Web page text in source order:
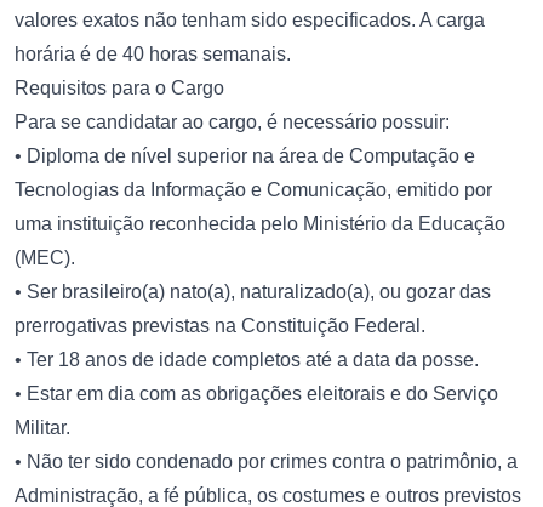
valores exatos não tenham sido especificados. A carga
horária é de 40 horas semanais.
Requisitos para o Cargo
Para se candidatar ao cargo, é necessário possuir:
• Diploma de nível superior na área de Computação e
Tecnologias da Informação e Comunicação, emitido por
uma instituição reconhecida pelo Ministério da Educação
(MEC).
• Ser brasileiro(a) nato(a), naturalizado(a), ou gozar das
prerrogativas previstas na Constituição Federal.
• Ter 18 anos de idade completos até a data da posse.
• Estar em dia com as obrigações eleitorais e do Serviço
Militar.
• Não ter sido condenado por crimes contra o patrimônio, a
Administração, a fé pública, os costumes e outros previstos